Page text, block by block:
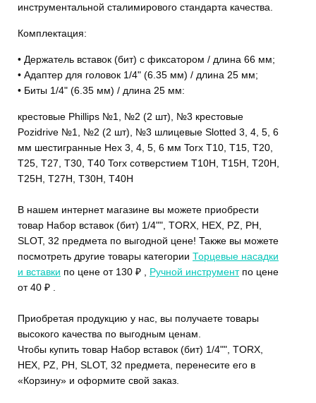
инструментальной сталимирового стандарта качества.
Комплектация:
• Держатель вставок (бит) с фиксатором / длина 66 мм;
• Адаптер для головок 1/4" (6.35 мм) / длина 25 мм;
• Биты 1/4" (6.35 мм) / длина 25 мм:
крестовые Phillips №1, №2 (2 шт), №3 крестовые
Pozidrive №1, №2 (2 шт), №3 шлицевые Slotted 3, 4, 5, 6
мм шестигранные Hex 3, 4, 5, 6 мм Torx T10, T15, T20,
T25, T27, T30, T40 Torx сотверстием T10H, T15H, T20H,
T25H, T27H, T30H, T40H
В нашем интернет магазине вы можете приобрести
товар Набор вставок (бит) 1/4"", TORX, HEX, PZ, PH,
SLOT, 32 предмета по выгодной цене! Также вы можете
посмотреть другие товары категории Торцевые насадки
и вставки по цене от 130 ₽ , Ручной инструментпо цене
от 40 ₽ .
Приобретая продукцию у нас, вы получаете товары
высокого качества по выгодным ценам.
Чтобы купить товар Набор вставок (бит) 1/4"", TORX,
HEX, PZ, PH, SLOT, 32 предмета, перенесите его в
«Корзину» и оформите свой заказ.